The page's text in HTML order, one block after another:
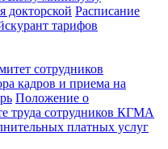
докторской Расписание
тарифов
сотрудников
кадров и приема на
Положение о
труда сотрудников КГМА
платных услуг